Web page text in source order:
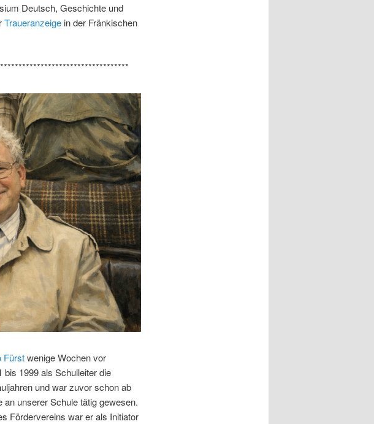
Deutsch, Geschichte und
Traueranzeigein der Fränkischen
Fürstwenige Wochen vor
bis 1999 als Schulleiter die
und war zuvor schon ab
unserer Schule tätig gewesen.
Fördervereins war er als Initiator